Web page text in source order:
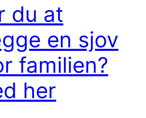
du at
en sjov
familien?
her